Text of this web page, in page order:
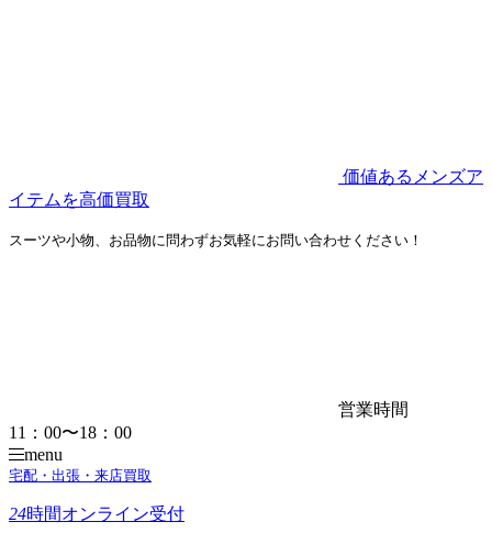
価値あるメンズア
イテムを高価買取
スーツや小物、お品物に問わずお気軽にお問い合わせください！
営業時間
11：00〜18：00
menu
宅配・出張・来店買取
24時間オンライン受付